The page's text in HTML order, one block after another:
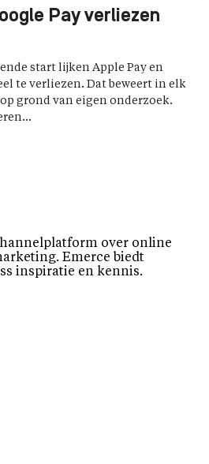
Pay verliezen
start lijken Apple Pay en
te verliezen. Dat beweert in elk
grond van eigen onderzoek.
over online
Emerce biedt
inspiratie en kennis.